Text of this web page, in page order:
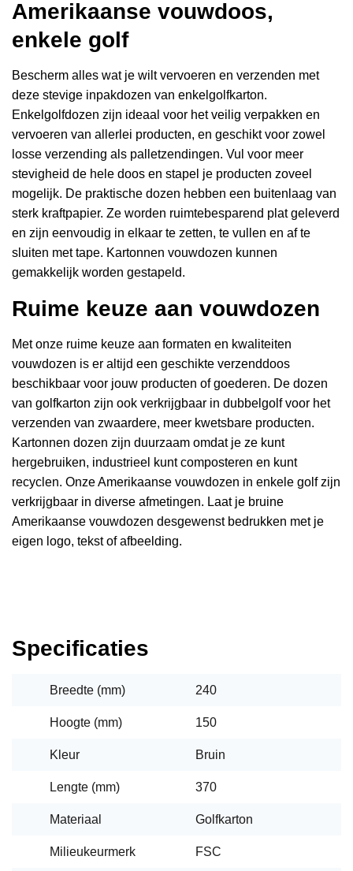
Amerikaanse vouwdoos,
enkele golf
Bescherm alles wat je wilt vervoeren en verzenden met
deze stevige inpakdozen van enkelgolfkarton.
Enkelgolfdozen zijn ideaal voor het veilig verpakken en
vervoeren van allerlei producten, en geschikt voor zowel
losse verzending als palletzendingen. Vul voor meer
stevigheid de hele doos en stapel je producten zoveel
mogelijk. De praktische dozen hebben een buitenlaag van
sterk kraftpapier. Ze worden ruimtebesparend plat geleverd
en zijn eenvoudig in elkaar te zetten, te vullen en af te
sluiten met tape. Kartonnen vouwdozen kunnen
gemakkelijk worden gestapeld.
Ruime keuze aan vouwdozen
Met onze ruime keuze aan formaten en kwaliteiten
vouwdozen is er altijd een geschikte verzenddoos
beschikbaar voor jouw producten of goederen. De dozen
van golfkarton zijn ook verkrijgbaar in dubbelgolf voor het
verzenden van zwaardere, meer kwetsbare producten.
Kartonnen dozen zijn duurzaam omdat je ze kunt
hergebruiken, industrieel kunt composteren en kunt
recyclen. Onze Amerikaanse vouwdozen in enkele golf zijn
verkrijgbaar in diverse afmetingen. Laat je bruine
Amerikaanse vouwdozen desgewenst bedrukken met je
eigen logo, tekst of afbeelding.
Specificaties
Breedte (mm) 240
Hoogte (mm) 150
Kleur Bruin
Lengte (mm) 370
Materiaal Golfkarton
Milieukeurmerk FSC